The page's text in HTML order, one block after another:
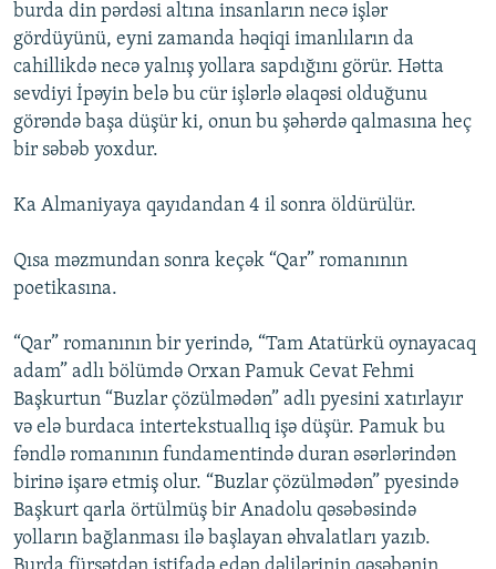
burda din pərdəsi altına insanların necə işlər
gördüyünü, eyni zamanda həqiqi imanlıların da
cahillikdə necə yalnış yollara sapdığını görür. Hətta
sevdiyi İpəyin belə bu cür işlərlə əlaqəsi olduğunu
görəndə başa düşür ki, onun bu şəhərdə qalmasına heç
bir səbəb yoxdur.
Ka Almaniyaya qayıdandan 4 il sonra öldürülür.
Qısa məzmundan sonra keçək “Qar” romanının
poetikasına.
“Qar” romanının bir yerində, “Tam Atatürkü oynayacaq
adam” adlı bölümdə Orxan Pamuk Cevat Fehmi
Başkurtun “Buzlar çözülmədən” adlı pyesini xatırlayır
və elə burdaca intertekstuallıq işə düşür. Pamuk bu
fəndlə romanının fundamentində duran əsərlərindən
birinə işarə etmiş olur. “Buzlar çözülmədən” pyesində
Başkurt qarla örtülmüş bir Anadolu qəsəbəsində
yolların bağlanması ilə başlayan əhvalatları yazıb.